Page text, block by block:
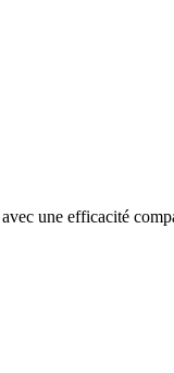
une efficacité